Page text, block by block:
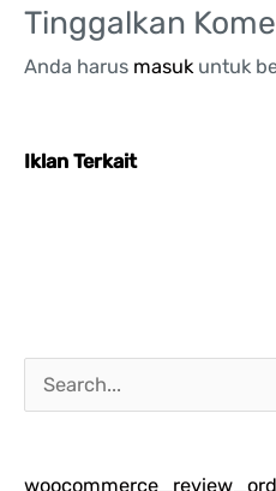
Tinggalkan
Anda harus masukuntuk
Iklan Terkait
a